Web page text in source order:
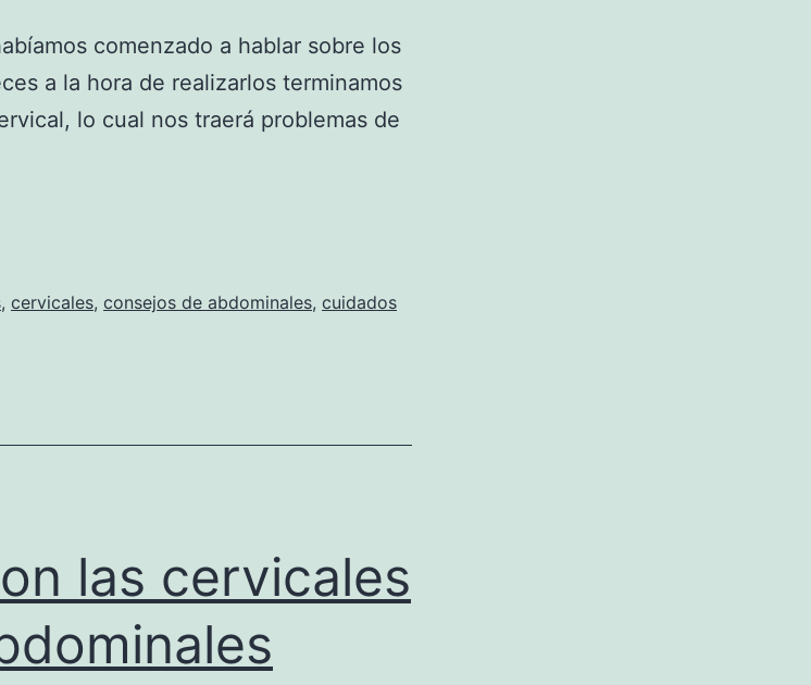
comenzado a hablar sobre los
a la hora de realizarlos terminamos
lo cual nos traerá problemas de
, cervicales, consejos de abdominales, cuidados
las cervicales